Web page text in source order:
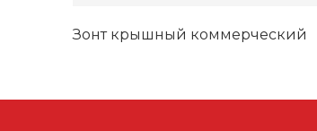
Зонт крышный коммерческий